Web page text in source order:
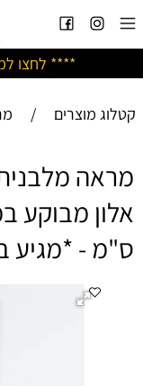
**** לחצו
קטלוג מוצרים /
מראה
ס"מ - *מגיע